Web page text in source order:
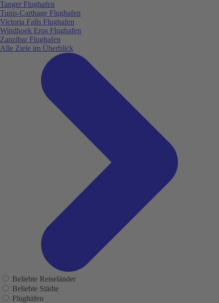
Tanger Flughafen
Tunis-Carthage Flughafen
Victoria Falls Flughafen
Windhoek Eros Flughafen
Zanzibar Flughafen
Alle Ziele im Überblick
Beliebte Reiseländer
Beliebte Städte
Flughäfen